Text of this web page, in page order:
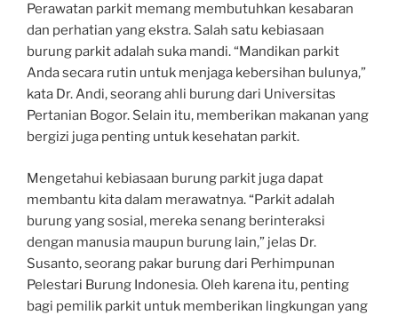
Perawatan parkit memang membutuhkan kesabaran
dan perhatian yang ekstra. Salah satu kebiasaan
burung parkit adalah suka mandi. “Mandikan parkit
Anda secara rutin untuk menjaga kebersihan bulunya,”
kata Dr. Andi, seorang ahli burung dari Universitas
Pertanian Bogor. Selain itu, memberikan makanan yang
bergizi juga penting untuk kesehatan parkit.
Mengetahui kebiasaan burung parkit juga dapat
membantu kita dalam merawatnya. “Parkit adalah
burung yang sosial, mereka senang berinteraksi
dengan manusia maupun burung lain,” jelas Dr.
Susanto, seorang pakar burung dari Perhimpunan
Pelestari Burung Indonesia. Oleh karena itu, penting
bagi pemilik parkit untuk memberikan lingkungan yang